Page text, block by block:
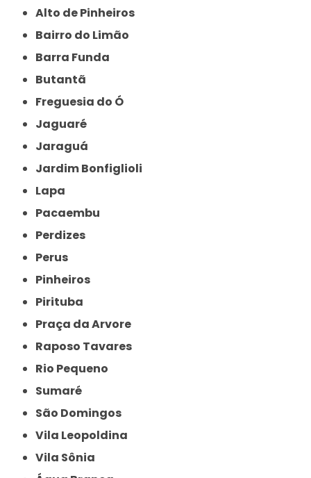
Alto de Pinheiros
Bairro do Limão
Barra Funda
Butantã
Freguesia do Ó
Jaguaré
Jaraguá
Jardim Bonfiglioli
Lapa
Pacaembu
Perdizes
Perus
Pinheiros
Pirituba
Praça da Arvore
Raposo Tavares
Rio Pequeno
Sumaré
São Domingos
Vila Leopoldina
Vila Sônia